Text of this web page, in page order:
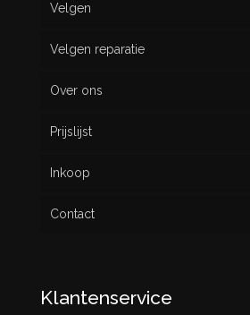
Nieuw
Gebruikt
Velgen
Velgen reparatie
Over ons
Prijslijst
Inkoop
Contact
Klantenservice